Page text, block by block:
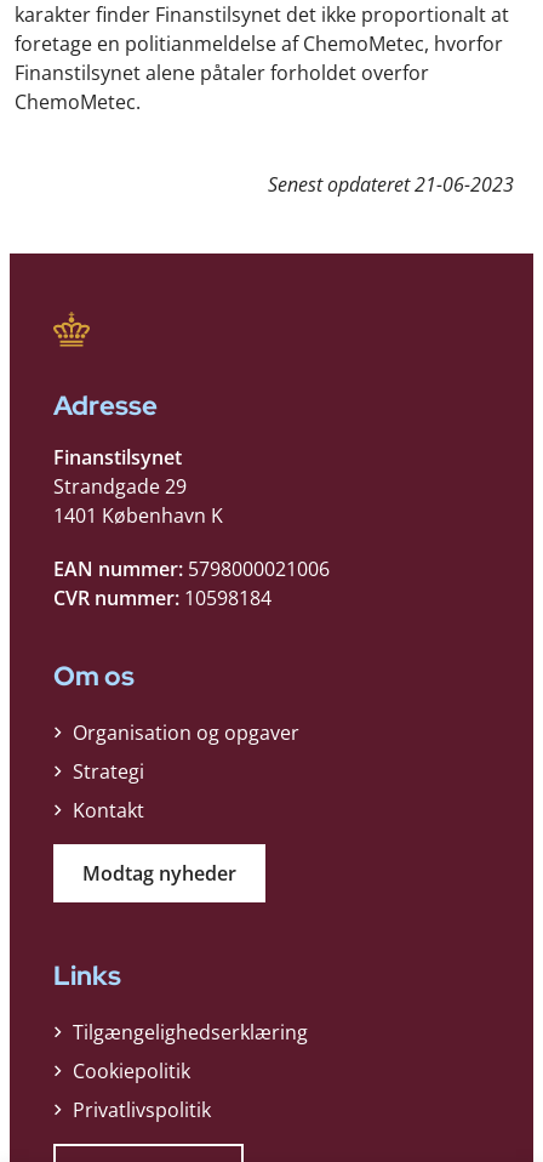
karakter finder Finanstilsynet det ikke proportionalt at
foretage en politianmeldelse af ChemoMetec, hvorfor
Finanstilsynet alene påtaler forholdet overfor
ChemoMetec.
Senest opdateret21-06-2023
Adresse
Finanstilsynet
Strandgade 29
1401 København K
EAN nummer: 5798000021006
CVR nummer: 10598184
Om os
Organisation og opgaver
Strategi
Kontakt
Modtag nyheder
Links
Tilgængelighedserklæring
Cookiepolitik
Privatlivspolitik